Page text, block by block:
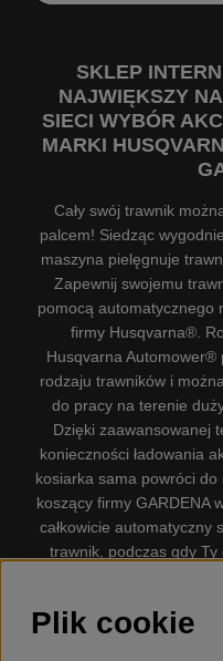
SKLEP
NAJWIĘKSZY
SIECI WYBÓR
MARKI
Cały swój trawnik
palcem! Siedząc
maszyna pielęgnuje
Zapewnij swojemu
pomocą automatycznego
firmy Husqvarna®.
Husqvarna Automower®
rodzaju trawników i
do pracy na terenie
Dzięki zaawansowanej
konieczności ładowania
kosiarka sama powróci
koszący firmy GARDENA
całkowicie automatyczny
trawnik, podczas gdy
dostępną na rynku.
Plik cookie